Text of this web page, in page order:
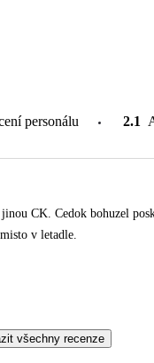
personálu 2.1
CK. Cedok bohuzel
v letadle.
všechny recenze